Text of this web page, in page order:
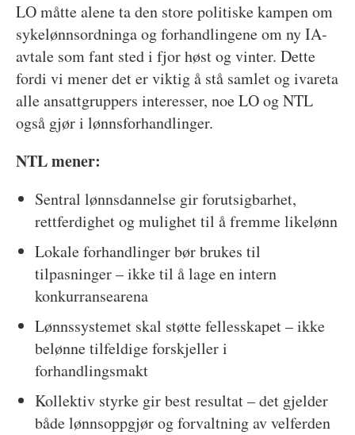
LO måtte alene ta den store politiske kampen om
sykelønnsordninga og forhandlingene om ny IA-
avtale som fant sted i fjor høst og vinter. Dette
fordi vi mener det er viktig å stå samlet og ivareta
alle ansattgruppers interesser, noe LO og NTL
også gjør i lønnsforhandlinger.
NTL mener:
Sentral lønnsdannelse gir forutsigbarhet,
rettferdighet og mulighet til å fremme likelønn
Lokale forhandlinger bør brukes til
tilpasninger – ikke til å lage en intern
konkurransearena
Lønnssystemet skal støtte fellesskapet – ikke
belønne tilfeldige forskjeller i
forhandlingsmakt
Kollektiv styrke gir best resultat – det gjelder
både lønnsoppgjør og forvaltning av velferden